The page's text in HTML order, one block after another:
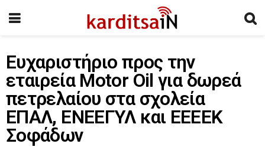
Ευχαριστήριο προς την
εταιρεία Motor Oil για δωρεά
πετρελαίου στα σχολεία
ΕΠΑΛ, ΕΝΕΕΓΥΛ και ΕΕΕΕΚ
Σοφάδων